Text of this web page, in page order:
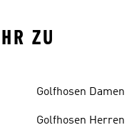
ZU
Golfhosen Damen
Golfhosen Herren